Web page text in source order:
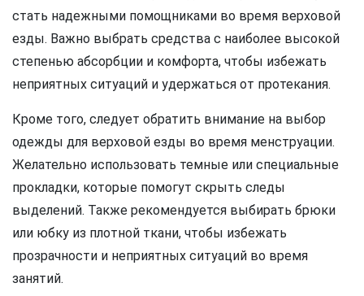
стать надежными помощниками во время верховой
езды. Важно выбрать средства с наиболее высокой
степенью абсорбции и комфорта, чтобы избежать
неприятных ситуаций и удержаться от протекания.
Кроме того, следует обратить внимание на выбор
одежды для верховой езды во время менструации.
Желательно использовать темные или специальные
прокладки, которые помогут скрыть следы
выделений. Также рекомендуется выбирать брюки
или юбку из плотной ткани, чтобы избежать
прозрачности и неприятных ситуаций во время
занятий.